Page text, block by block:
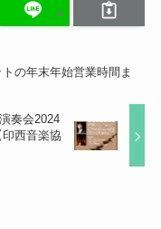
の年末年始営業時間ま
奏会2024
西音楽協